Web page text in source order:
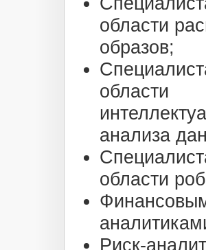
области
образов;
области
анализа
области
Риск-